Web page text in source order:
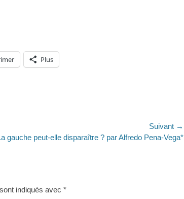
Plus
Suivant →
gauche peut-elle disparaître ? par Alfredo Pena-Vega*
indiqués avec *